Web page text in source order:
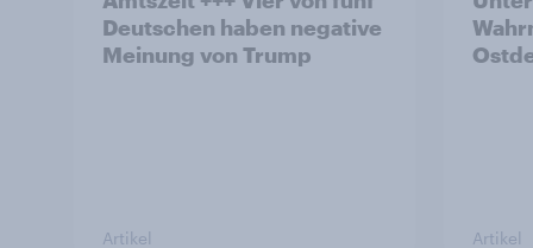
Deutschen haben negative
Meinung von Trump
Artikel Artikel